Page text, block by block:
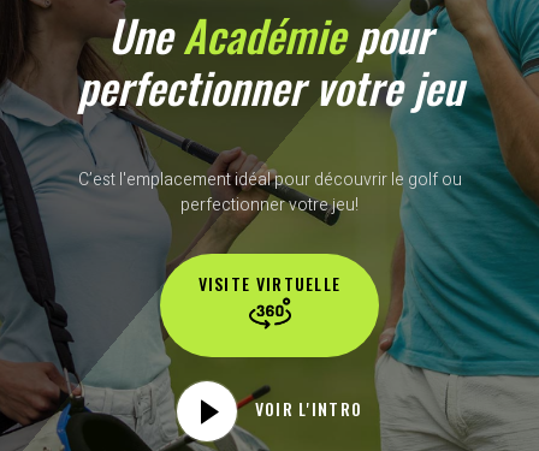
UneAcadémiepour
perfectionner votre jeu
C’est l'emplacement idéal pour découvrir le golf ou
perfectionner votre jeu!
VISITE VIRTUELLE
VOIR L'INTRO